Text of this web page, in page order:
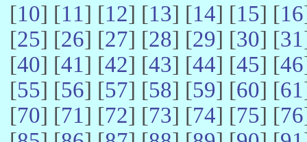
[10] [11] [12] [13] [14] [15] [16
[25] [26] [27] [28] [29] [30] [31
[40] [41] [42] [43] [44] [45] [46
[55] [56] [57] [58] [59] [60] [61
[70] [71] [72] [73] [74] [75] [76